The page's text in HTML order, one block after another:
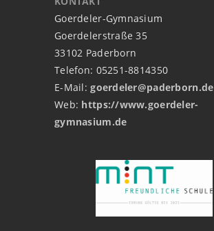
Goerdeler-Gymnasium
Goerdelerstraße 35
33102 Paderborn
Telefon: 05251-8814350
E-Mail:goerdeler@paderborn.de
Web: https://www.goerdeler-
gymnasium.de